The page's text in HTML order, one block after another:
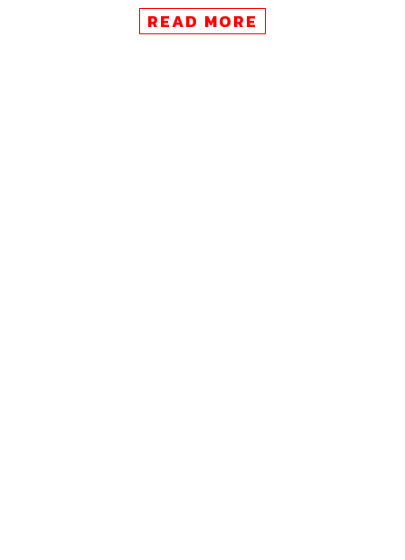
ยอดนิยมของนักท่องเที่ยวที่มักจะเดินทางไปสัมผัสที่ไต้หวัน
READ MORE